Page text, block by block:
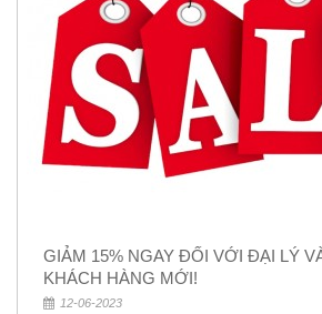
GIẢM 15% NGAY ĐỐI VỚI ĐẠI LÝ
KHÁCH HÀNG MỚI!
12-06-2023